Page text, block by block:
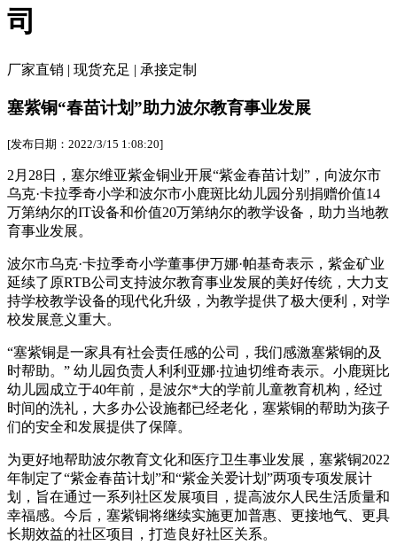
司
厂家直销 | 现货充足 | 承接定制
塞紫铜“春苗计划”助力波尔教育事业发展
[发布日期：2022/3/15 1:08:20]
2月28日，塞尔维亚紫金铜业开展“紫金春苗计划”，向波尔市
乌克·卡拉季奇小学和波尔市小鹿斑比幼儿园分别捐赠价值14
万第纳尔的IT设备和价值20万第纳尔的教学设备，助力当地教
育事业发展。
波尔市乌克·卡拉季奇小学董事伊万娜·帕基奇表示，紫金矿业
延续了原RTB公司支持波尔教育事业发展的美好传统，大力支
持学校教学设备的现代化升级，为教学提供了极大便利，对学
校发展意义重大。
“塞紫铜是一家具有社会责任感的公司，我们感激塞紫铜的及
时帮助。” 幼儿园负责人利利亚娜·拉迪切维奇表示。小鹿斑比
幼儿园成立于40年前，是波尔*大的学前儿童教育机构，经过
时间的洗礼，大多办公设施都已经老化，塞紫铜的帮助为孩子
们的安全和发展提供了保障。
为更好地帮助波尔教育文化和医疗卫生事业发展，塞紫铜2022
年制定了“紫金春苗计划”和“紫金关爱计划”两项专项发展计
划，旨在通过一系列社区发展项目，提高波尔人民生活质量和
幸福感。今后，塞紫铜将继续实施更加普惠、更接地气、更具
长期效益的社区项目，打造良好社区关系。